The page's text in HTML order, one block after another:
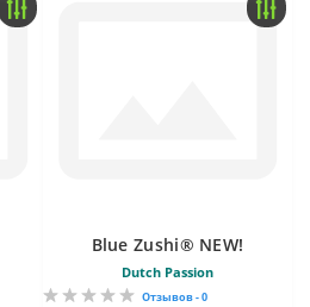
Blue Zushi® NEW!
Dutch Passion
Отзывов - 0